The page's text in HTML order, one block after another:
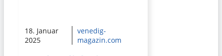
18. Januar
2025
venedig-
magazin.com